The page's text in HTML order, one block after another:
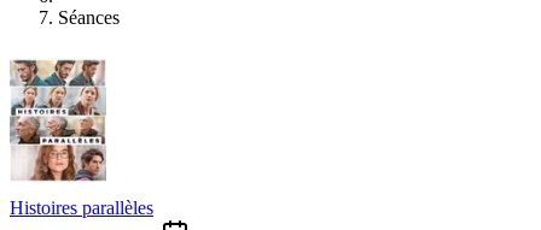
Séances
Histoires parallèles